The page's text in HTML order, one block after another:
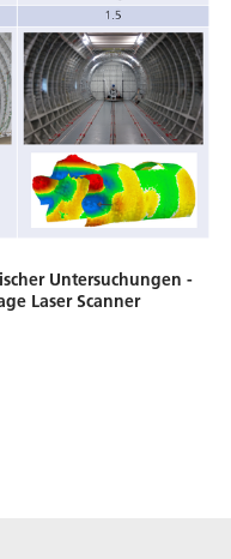
Untersuchungen -
Laser Scanner